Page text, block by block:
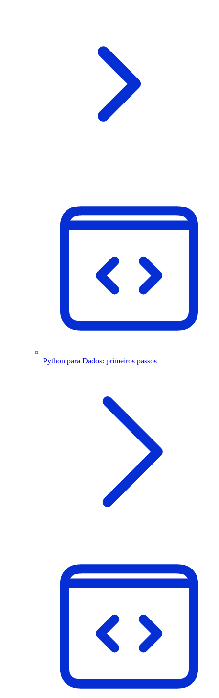
Python para Dados: primeiros passos